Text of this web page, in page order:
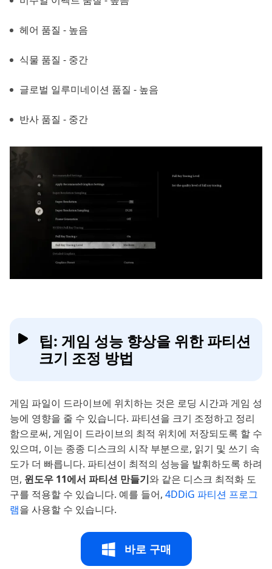
헤어 품질 - 높음
식물 품질 - 중간
글로벌 일루미네이션 품질 - 높음
반사 품질 - 중간
팁: 게임 성능 향상을 위한 파티션
크기 조정 방법
게임 파일이 드라이브에 위치하는 것은 로딩 시간과 게임 성
능에 영향을 줄 수 있습니다. 파티션을 크기 조정하고 정리
함으로써, 게임이 드라이브의 최적 위치에 저장되도록 할 수
있으며, 이는 종종 디스크의 시작 부분으로, 읽기 및 쓰기 속
도가 더 빠릅니다. 파티션이 최적의 성능을 발휘하도록 하려
면, 윈도우 11에서 파티션 만들기와 같은 디스크 최적화 도
구를 적용할 수 있습니다. 예를 들어, 4DDiG 파티션 프로그
램을 사용할 수 있습니다.
바로 구매